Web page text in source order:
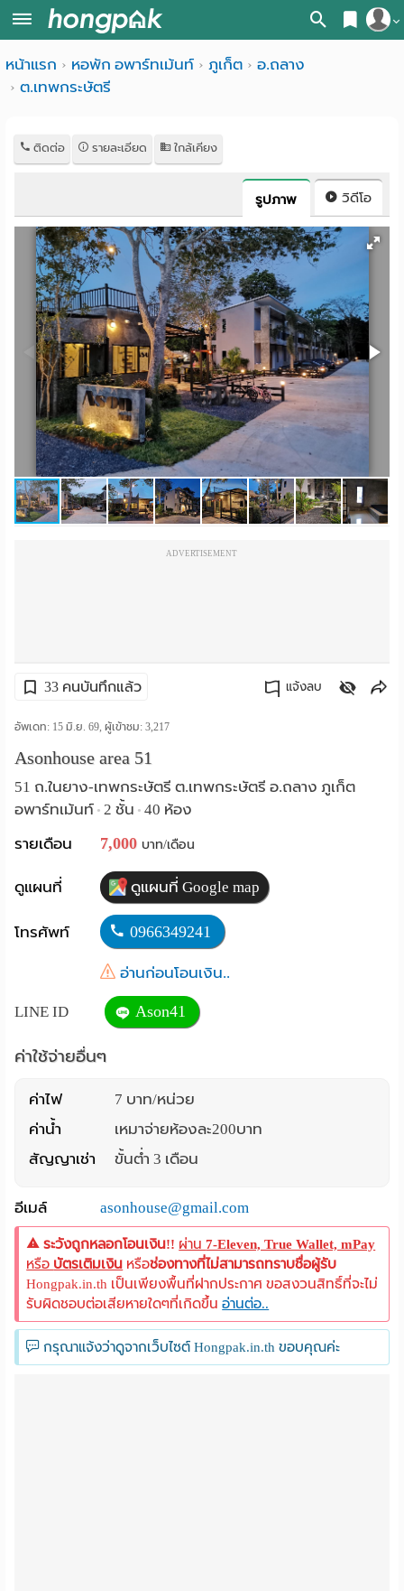
สมัครสมาชิก
หน้า
ค้นหา
ค้นจากสถานีรถไฟฟ้า
ค้นตามจังหวัด
ค้นจากสถานศึกษา
ค้นจากแผนที่
ค้นแบบละเอียด
พาร์
เม้น
ห้อง
ราย
เดือน
ห้อง
โฆษณา
ลง
ประกาศ
ฟรี
Language
หน้าแรก หอพัก อพาร์ทเม้นท์ ภูเก็ต
อ.ถลาง
ต.เทพกระษัตรี
ติดต่อ รายละเอียด ใกล้เคียง
วิดีโอ
รูปภาพ
ADVERTISEMENT
33 คนบันทึกแล้ว แจ้งลบ
อัพเดท: 15 มิ.ย. 69, ผู้เข้าชม:3,217
Asonhouse area 51
51 ถ.ในยาง-เทพกระษัตรี ต.เทพกระษัตรี อ.ถลาง ภูเก็ต
อพาร์ทเม้นท์ • 2 ชั้น • 40 ห้อง
รายเดือน
7,000 บาท/เดือน
ดูแผนที่ ดูแผนที่ Google map
โทรศัพท์ 0966349241
อ่านก่อนโอนเงิน..
LINE ID Ason41
ค่าใช้จ่ายอื่นๆ
ค่าไฟ
7 บาท/หน่วย
ค่าน้ำ
เหมาจ่ายห้องละ200บาท
สัญญาเช่า
ขั้นต่ำ 3 เดือน
อีเมล์ asonhouse@gmail.com
ระวังถูกหลอกโอนเงิน!! ผ่าน7-Eleven, True Wallet, mPay
หรือ บัตรเติมเงิน หรือช่องทางที่ไม่สามารถทราบชื่อผู้รับ
Hongpak.in.th เป็นเพียงพื้นที่ฝากประกาศ ขอสงวนสิทธิ์ที่จะไม่
รับผิดชอบต่อเสียหายใดๆที่เกิดขึ้นอ่านต่อ..
กรุณาแจ้งว่าดูจากเว็บไซต์ Hongpak.in.th ขอบคุณค่ะ